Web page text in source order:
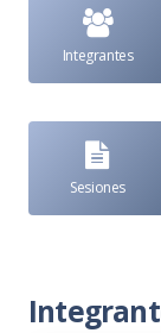
Integrantes
Sesiones